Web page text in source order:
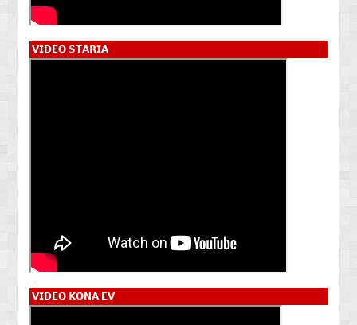
𝗩𝗜𝗗𝗘𝗢 𝗦𝗧𝗔𝗥𝗜𝗔
𝗩𝗜𝗗𝗘𝗢 𝗞𝗢𝗡𝗔 𝗘𝗩